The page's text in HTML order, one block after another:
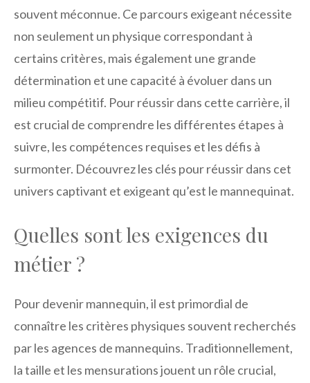
souvent méconnue. Ce parcours exigeant nécessite
non seulement un physique correspondant à
certains critères, mais également une grande
détermination et une capacité à évoluer dans un
milieu compétitif. Pour réussir dans cette carrière, il
est crucial de comprendre les différentes étapes à
suivre, les compétences requises et les défis à
surmonter. Découvrez les clés pour réussir dans cet
univers captivant et exigeant qu’est le mannequinat.
Quelles sont les exigences du
métier ?
Pour devenir mannequin, il est primordial de
connaître les critères physiques souvent recherchés
par les agences de mannequins. Traditionnellement,
la taille et les mensurations jouent un rôle crucial,